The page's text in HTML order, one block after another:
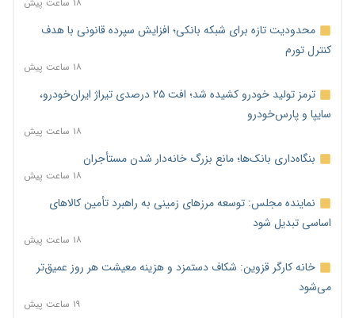
محدودیت تازه برای شبکه بانکی؛ افزایش سپرده قانونی با هدف
کنترل تورم
۱۸ ساعت پیش
ترمز تولید خودرو کشیده شد؛ افت ۲۵ درصدی تیراژ ایران‌خودرو،
سایپا و پارس‌خودرو
۱۸ ساعت پیش
بنگاه‌داری بانک‌ها؛ مانع بزرگ خانه‌دار شدن مستأجران
۱۸ ساعت پیش
نماینده مجلس: توسعه مرزهای زمینی به راهبرد تأمین کالاهای
اساسی تبدیل شود
۱۸ ساعت پیش
خانه کارگر قزوین: شکاف دستمزد و هزینه معیشت هر روز عمیق‌تر
می‌شود
۱۹ ساعت پیش